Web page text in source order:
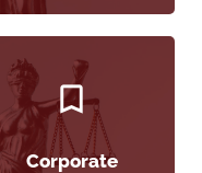
Corporate